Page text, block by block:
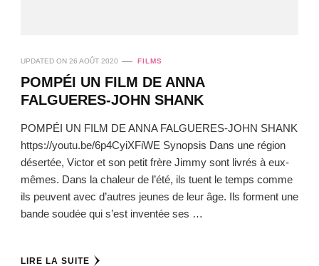
UPDATED ON 26 AOÛT 2020 FILMS
POMPÉI UN FILM DE ANNA
FALGUERES-JOHN SHANK
POMPÉI UN FILM DE ANNA FALGUERES-JOHN SHANK
https://youtu.be/6p4CyiXFiWE Synopsis Dans une région
désertée, Victor et son petit frère Jimmy sont livrés à eux-
mêmes. Dans la chaleur de l’été, ils tuent le temps comme
ils peuvent avec d’autres jeunes de leur âge. Ils forment une
bande soudée qui s’est inventée ses …
LIRE LA SUITE